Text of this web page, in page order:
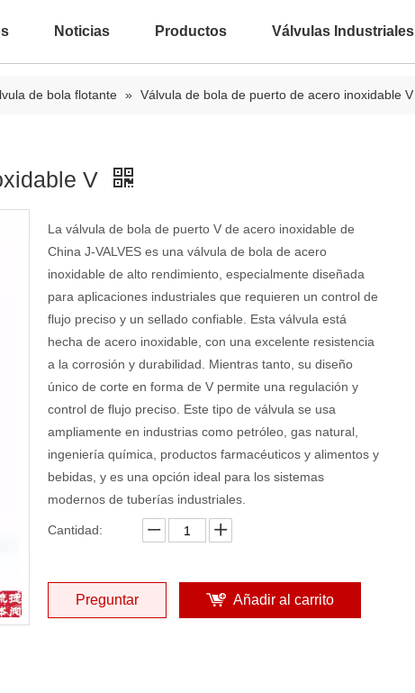
Noticias Productos Válvulas Industriales
de bola flotante » Válvula de bola de puerto de acero inoxidable V
V
La válvula de bola de puerto V de acero inoxidable de
China J-VALVES es una válvula de bola de acero
inoxidable de alto rendimiento, especialmente diseñada
para aplicaciones industriales que requieren un control de
flujo preciso y un sellado confiable. Esta válvula está
hecha de acero inoxidable, con una excelente resistencia
a la corrosión y durabilidad. Mientras tanto, su diseño
único de corte en forma de V permite una regulación y
control de flujo preciso. Este tipo de válvula se usa
ampliamente en industrias como petróleo, gas natural,
ingeniería química, productos farmacéuticos y alimentos y
bebidas, y es una opción ideal para los sistemas
modernos de tuberías industriales.
Cantidad:
Preguntar Añadir al carrito